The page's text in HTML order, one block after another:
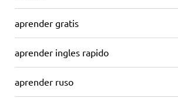
aprender gratis
aprender ingles rapido
aprender ruso